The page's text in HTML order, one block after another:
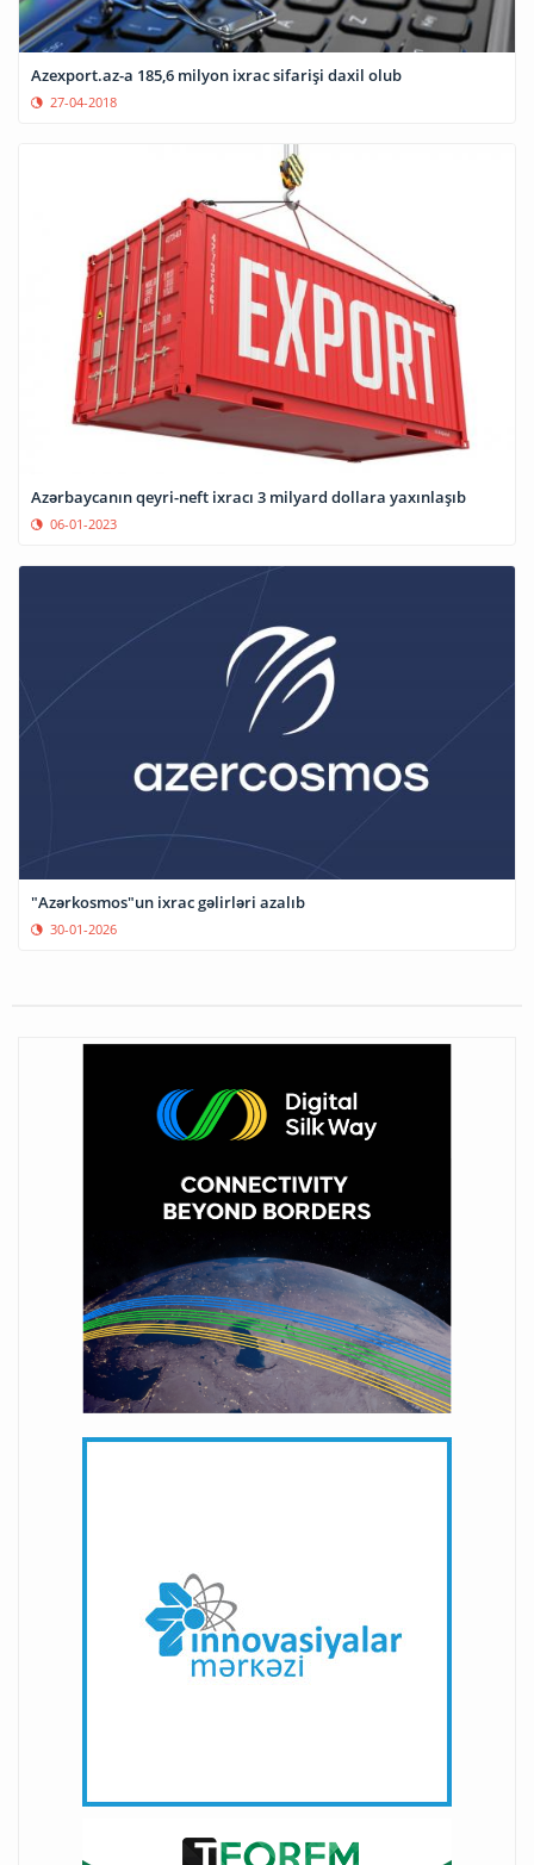
Azexport.az-a 185,6 milyon ixrac sifarişi daxil olub
27-04-2018
Azərbaycanın qeyri-neft ixracı 3 milyard dollara yaxınlaşıb
06-01-2023
"Azərkosmos"un ixrac gəlirləri azalıb
30-01-2026